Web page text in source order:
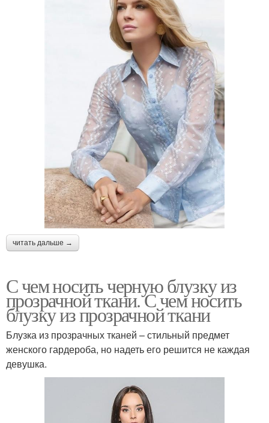
читать дальше →
С чем носить черную блузку из
прозрачной ткани. С чем носить
блузку из прозрачной ткани
Блузка из прозрачных тканей – стильный предмет
женского гардероба, но надеть его решится не каждая
девушка.